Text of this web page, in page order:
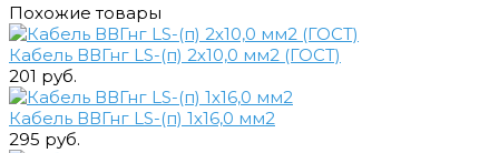
Похожие товары
Кабель ВВГнг LS-(п) 2х10,0 мм2 (ГОСТ)
201 руб.
Кабель ВВГнг LS-(п) 1х16,0 мм2
295 руб.